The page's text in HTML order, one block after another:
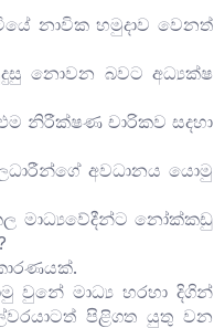
නාවික හමුදාව වෙනත්
නොවන බවට අධ්‍යක්ෂ
නිරීක්ෂණ චාරිකව සදහා
අවධානය යොමු
මාධ්‍යවේදීන්ට නෝක්කඩු
වුනේ මාධ්‍ය හරහා දිගින්
පිළිගත යුතු වන